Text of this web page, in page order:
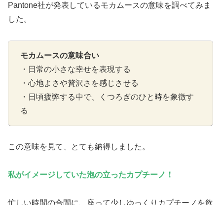
Pantone社が発表しているモカムースの意味を調べてみま
した。
モカムースの意味合い
・日常の小さな幸せを表現する
・心地よさや贅沢さを感じさせる
・日頃疲弊する中で、くつろぎのひと時を象徴す
る
この意味を見て、とても納得しました。
私がイメージしていた泡の立ったカプチーノ！
忙しい時間の合間に、座って少しゆっくりカプチーノを飲